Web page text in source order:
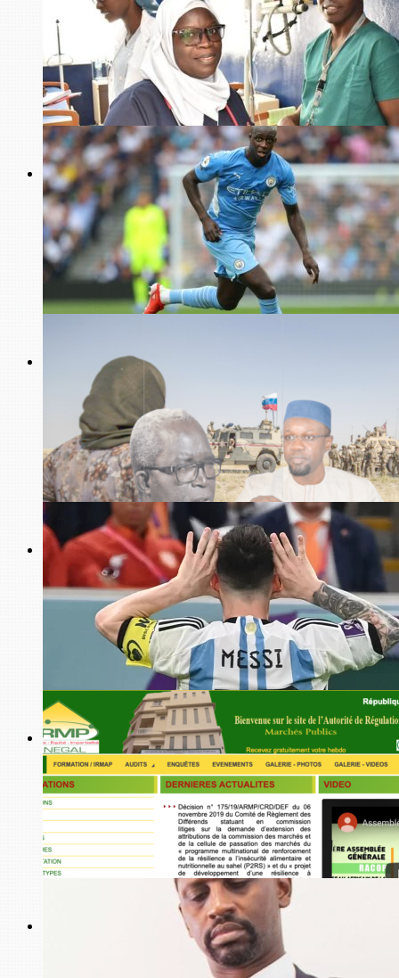
Diplomatie
Sénégal – France : le président Macky Sall aurait offert plus 7
milliards FCfa à Marine LePen
Santé
Médecine : comment la France veut arracher au Sénégal
ses médecins
Football
Royaume-Uni : la sentence est tombée pour Benjamin
Mendy
Géopolitique
Sahel : la leçon de Babacar Justin Ndiaye à Ousmane Sonko
sur la dualité entre Français et Russes
Football
Préparation pour la finale de la coupe du monde : Lionel
Messi absent de l’entraînement